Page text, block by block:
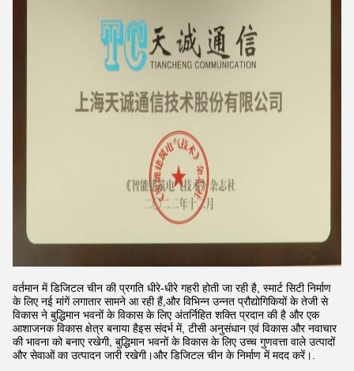
वर्तमान में डिजिटल चीन की प्रगति धीरे-धीरे गहरी होती जा रही है, स्मार्ट सिटी निर्माण
के लिए नई मांगें लगातार सामने आ रही हैं,और विभिन्न उन्नत प्रौद्योगिकियों के तेजी से
विकास ने बुद्धिमान भवनों के विकास के लिए अंतर्निहित शक्ति प्रदान की है और एक
आशाजनक विकास क्षेत्र बनाया हैइस संदर्भ में, टीसी अनुसंधान एवं विकास और नवाचार
की भावना को बनाए रखेगी, बुद्धिमान भवनों के विकास के लिए उच्च गुणवत्ता वाले उत्पादों
और सेवाओं का उत्पादन जारी रखेगी।और डिजिटल चीन के निर्माण में मदद करें।.